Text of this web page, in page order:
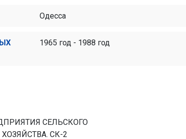
Одесса
1965 год - 1988 год
СЕЛЬСКОГО
ХОЗЯЙСТВА. СК-2